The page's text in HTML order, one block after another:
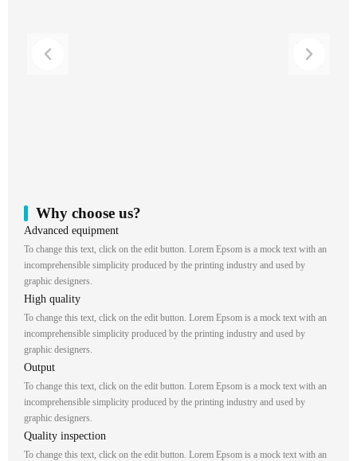
Why choose us?
Advanced equipment
To change this text, click on the edit button. Lorem Epsom is a mock text with an
incomprehensible simplicity produced by the printing industry and used by
graphic designers.
High quality
To change this text, click on the edit button. Lorem Epsom is a mock text with an
incomprehensible simplicity produced by the printing industry and used by
graphic designers.
Output
To change this text, click on the edit button. Lorem Epsom is a mock text with an
incomprehensible simplicity produced by the printing industry and used by
graphic designers.
Quality inspection
To change this text, click on the edit button. Lorem Epsom is a mock text with an